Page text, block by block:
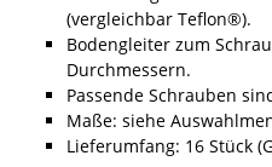
(vergleichbar Teflon®).
Bodengleiter zum
Durchmessern.
Passende Schrauben
Maße: siehe
Lieferumfang: 16 Stück